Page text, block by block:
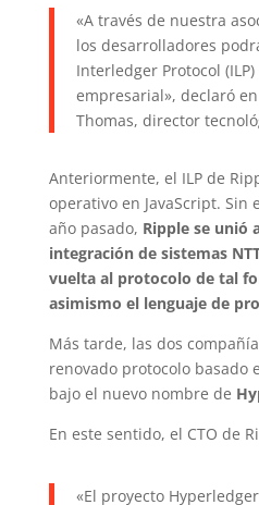
«A través de nuestra
los desarrolladores
Interledger Protocol
empresarial», declaró
Thomas, director
Anteriormente, el ILP de
operativo en JavaScript. Sin
año pasado, Ripple se unió
integración de sistemas
vuelta al protocolo de tal
asimismo el lenguaje de
Más tarde, las dos
renovado protocolo basado
bajo el nuevo nombre de
En este sentido, el CTO de
«El proyecto